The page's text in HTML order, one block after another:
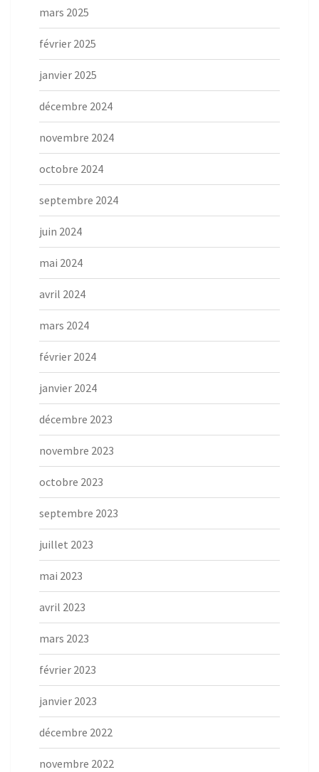
mars 2025
février 2025
janvier 2025
décembre 2024
novembre 2024
octobre 2024
septembre 2024
juin 2024
mai 2024
avril 2024
mars 2024
février 2024
janvier 2024
décembre 2023
novembre 2023
octobre 2023
septembre 2023
juillet 2023
mai 2023
avril 2023
mars 2023
février 2023
janvier 2023
décembre 2022
novembre 2022